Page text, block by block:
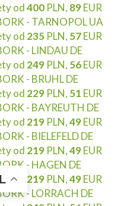
od400 PLN, 89EUR
- TARNOPOL UA
od 235 PLN, 57EUR
- LINDAU DE
od 249 PLN, 56EUR
- BRUHL DE
od 229 PLN, 51 EUR
- BAYREUTH DE
od 219 PLN,49EUR
- BIELEFELD DE
od 219 PLN,49EUR
- HAGEN DE
od 219 PLN,49EUR
- LORRACH DE